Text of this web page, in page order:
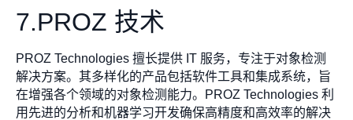
7.PROZ 技术
PROZ Technologies 擅长提供 IT 服务，专注于对象检测
解决方案。其多样化的产品包括软件工具和集成系统，旨
在增强各个领域的对象检测能力。PROZ Technologies 利
用先进的分析和机器学习开发确保高精度和高效率的解决